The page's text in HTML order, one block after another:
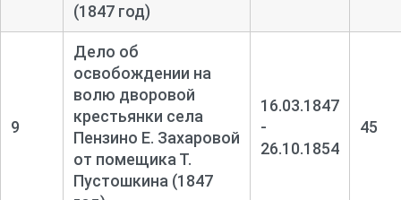
(1847 год)
9
Дело об
освобождении на
волю дворовой
крестьянки села
Пензино Е. Захаровой
от помещика Т.
Пустошкина (1847
16.03.1847
-
26.10.1854
45